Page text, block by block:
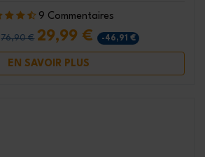
9 Commentaires
76,90 € 29,99 € -46,91 €
EN SAVOIR PLUS